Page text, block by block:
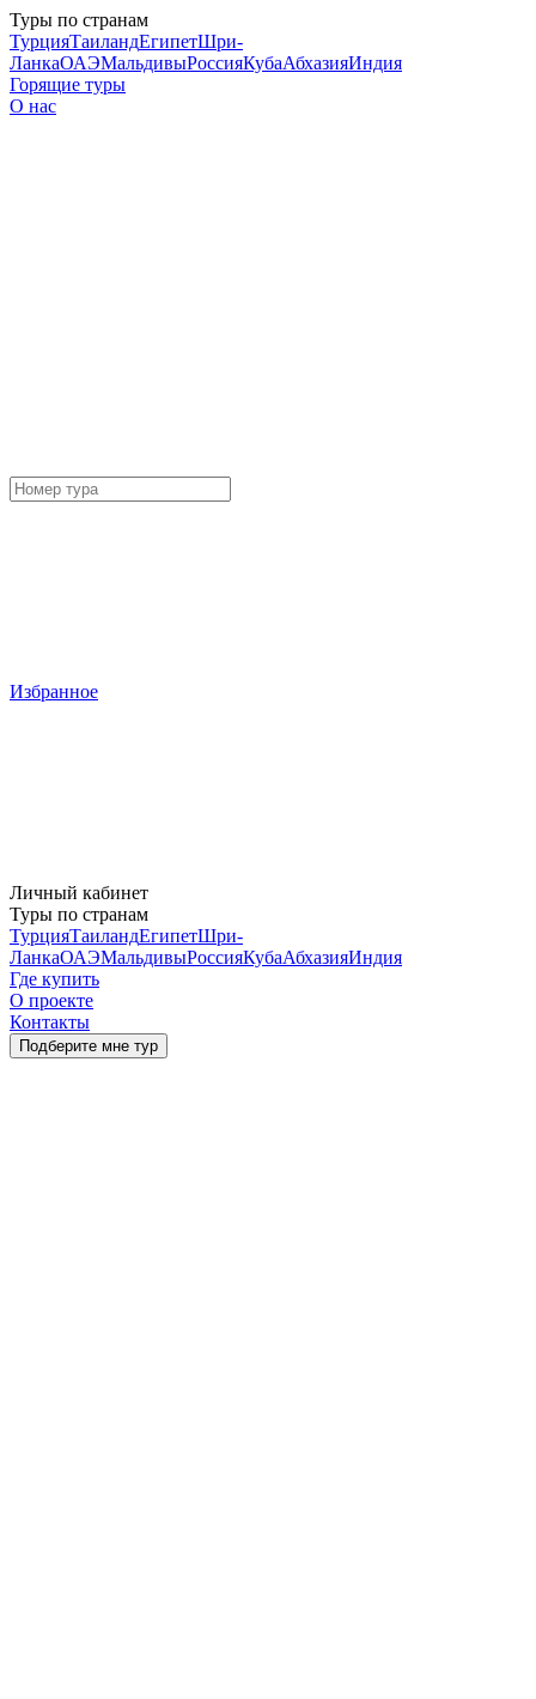
Туры по странам
ТурцияТаиландЕгипетШри-
ЛанкаОАЭМальдивыРоссияКубаАбхазияИндия
Горящие туры
О нас
Избранное
Личный кабинет
Туры по странам
ТурцияТаиландЕгипетШри-
ЛанкаОАЭМальдивыРоссияКубаАбхазияИндия
Где купить
О проекте
Контакты
Подберите мне тур